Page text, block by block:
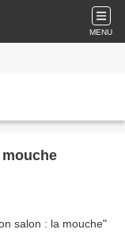
MENU